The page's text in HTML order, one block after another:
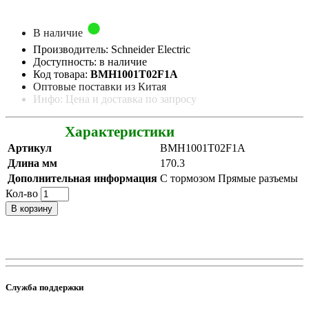
В наличие
Производитель: Schneider Electric
Доступность: в наличие
Код товара: BMH1001T02F1A
Оптовые поставки из Китая
Инфо: Цена и доставка по запросу
Характеристики
Артикул
BMH1001T02F1A
Длина мм
170.3
Дополнительная информация С тормозом Прямые разъемы
Кол-во
В корзину
Служба поддержки